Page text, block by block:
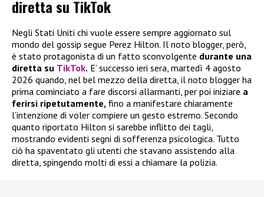
diretta su TikTok
Negli Stati Uniti chi vuole essere sempre aggiornato sul
mondo del gossip segue Perez Hilton. Il noto blogger, però,
è stato protagonista di un fatto sconvolgente durante una
diretta su TikTok. E’ successo ieri sera, martedì 4 agosto
2026 quando, nel bel mezzo della diretta, il noto blogger ha
prima cominciato a fare discorsi allarmanti, per poi iniziare a
ferirsi ripetutamente, fino a manifestare chiaramente
l’intenzione di voler compiere un gesto estremo. Secondo
quanto riportato Hilton si sarebbe inflitto dei tagli,
mostrando evidenti segni di sofferenza psicologica. Tutto
ciò ha spaventato gli utenti che stavano assistendo alla
diretta, spingendo molti di essi a chiamare la polizia.